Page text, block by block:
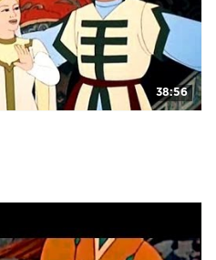
38:56